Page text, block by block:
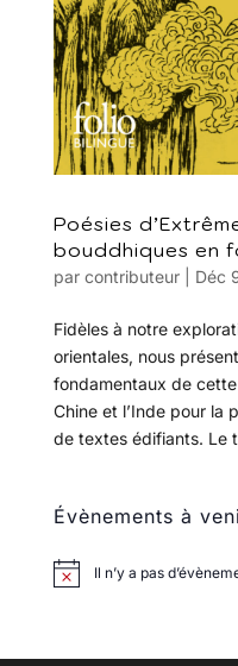
Poésies
bouddhiques en
par contributeur| Déc
Fidèles à notre
orientales, nous
fondamentaux de
Chine et l’Inde pour la
de textes édifiants. Le
Évènements à
Il n’y a pas